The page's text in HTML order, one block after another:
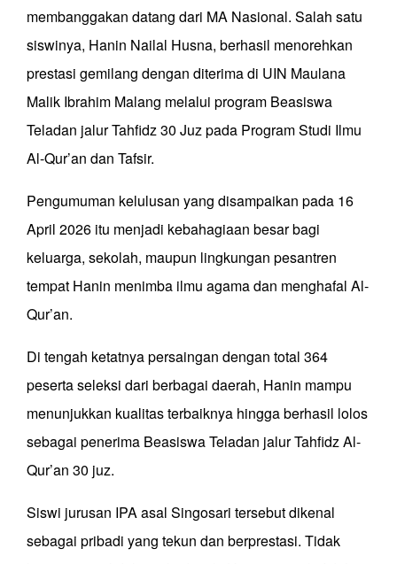
membanggakan datang dari MA Nasional. Salah satu
siswinya, Hanin Nailal Husna, berhasil menorehkan
prestasi gemilang dengan diterima di UIN Maulana
Malik Ibrahim Malang melalui program Beasiswa
Teladan jalur Tahfidz 30 Juz pada Program Studi Ilmu
Al-Qur’an dan Tafsir.
Pengumuman kelulusan yang disampaikan pada 16
April 2026 itu menjadi kebahagiaan besar bagi
keluarga, sekolah, maupun lingkungan pesantren
tempat Hanin menimba ilmu agama dan menghafal Al-
Qur’an.
Di tengah ketatnya persaingan dengan total 364
peserta seleksi dari berbagai daerah, Hanin mampu
menunjukkan kualitas terbaiknya hingga berhasil lolos
sebagai penerima Beasiswa Teladan jalur Tahfidz Al-
Qur’an 30 juz.
Siswi jurusan IPA asal Singosari tersebut dikenal
sebagai pribadi yang tekun dan berprestasi. Tidak